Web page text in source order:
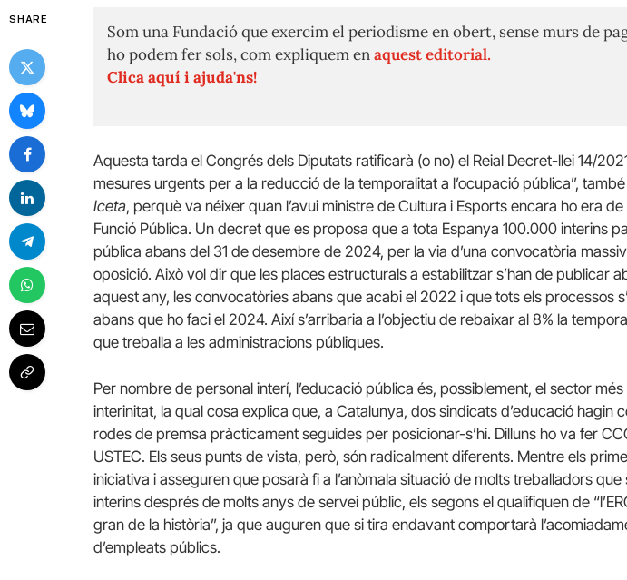
SHARE
Som una Fundació que exercim el periodisme en obert, sense murs de
ho podem fer sols, com expliquem enaquest editorial.
Clica aquí i ajuda'ns!
Aquesta tarda el Congrés dels Diputats ratificarà (o no) el Reial Decret-llei 14/
mesures urgents per a la reducció de la temporalitat a l’ocupació pública”,
Iceta, perquè va néixer quan l’avui ministre de Cultura i Esports encara ho era
Funció Pública. Un decret que es proposa que a tota Espanya 100.000 interins
pública abans del 31 de desembre de 2024, per la via d’una convocatòria
oposició. Això vol dir que les places estructurals a estabilitzar s’han de publicar
aquest any, les convocatòries abans que acabi el 2022 i que tots els processos
abans que ho faci el 2024. Així s’arribaria a l’objectiu de rebaixar al 8% la
que treballa a les administracions públiques.
Per nombre de personal interí, l’educació pública és, possiblement, el sector més
interinitat, la qual cosa explica que, a Catalunya, dos sindicats d’educació hagin
rodes de premsa pràcticament seguides per posicionar-s’hi. Dilluns ho va fer
USTEC. Els seus punts de vista, però, són radicalment diferents. Mentre els
iniciativa i asseguren que posarà fi a l’anòmala situació de molts treballadors
interins després de molts anys de servei públic, els segons el qualifiquen de
gran de la història”, ja que auguren que si tira endavant comportarà
d’empleats públics.